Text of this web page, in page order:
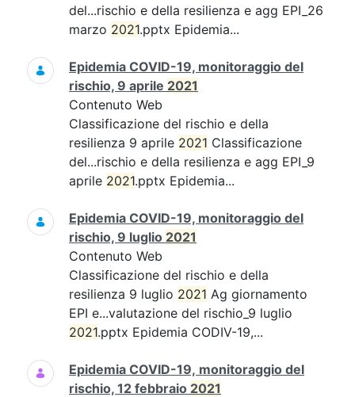
del...rischio e della resilienza e agg EPI_26
marzo 2021.pptx Epidemia...
Epidemia COVID-19, monitoraggio del
rischio, 9 aprile 2021
Contenuto Web
Classificazione del rischio e della
resilienza 9 aprile 2021 Classificazione
del...rischio e della resilienza e agg EPI_9
aprile 2021.pptx Epidemia...
Epidemia COVID-19, monitoraggio del
rischio, 9 luglio 2021
Contenuto Web
Classificazione del rischio e della
resilienza 9 luglio 2021 Ag giornamento
EPI e...valutazione del rischio_9 luglio
2021.pptx Epidemia CODIV-19,...
Epidemia COVID-19, monitoraggio del
rischio, 12 febbraio 2021